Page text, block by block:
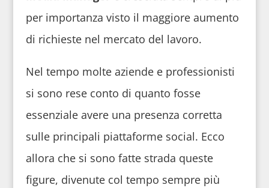
per importanza visto il maggiore aumento
di richieste nel mercato del lavoro.
Nel tempo molte aziende e professionisti
si sono rese conto di quanto fosse
essenziale avere una presenza corretta
sulle principali piattaforme social. Ecco
allora che si sono fatte strada queste
figure, divenute col tempo sempre più